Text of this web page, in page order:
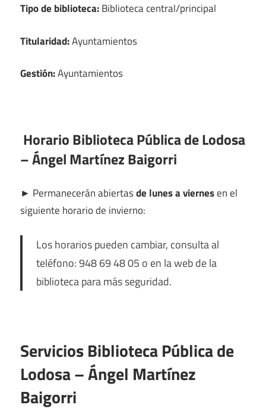
Tipo de biblioteca:Biblioteca central/principal
Titularidad:Ayuntamientos
Gestión:Ayuntamientos
Horario Biblioteca Pública de Lodosa
– Ángel Martínez Baigorri
► Permanecerán abiertasde lunes a viernesen el
siguiente horario de invierno:
Los horarios pueden cambiar, consulta al
teléfono: 948 69 48 05 o en la web de la
biblioteca para más seguridad.
Servicios Biblioteca Pública de
Lodosa – Ángel Martínez
Baigorri